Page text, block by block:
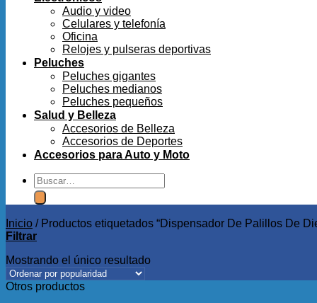
Audio y video
Celulares y telefonía
Oficina
Relojes y pulseras deportivas
Peluches
Peluches gigantes
Peluches medianos
Peluches pequeños
Salud y Belleza
Accesorios de Belleza
Accesorios de Deportes
Accesorios para Auto y Moto
Buscar
por:
Inicio /Productos etiquetados “Dispensador De Palillos De
Filtrar
Mostrando el único resultado
Otros productos